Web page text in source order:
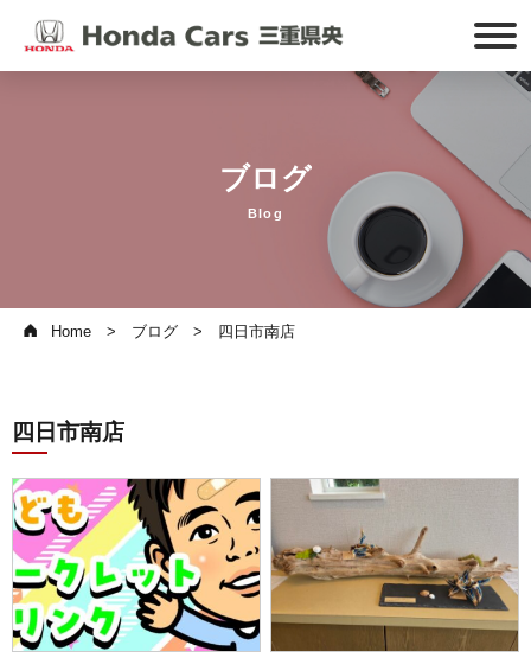
ブログ
Blog
Home ブログ 四日市南店
四日市南店